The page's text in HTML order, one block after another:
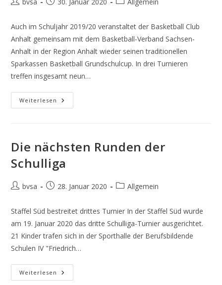
bvsa 30. Januar 2020 Allgemein
Auch im Schuljahr 2019/20 veranstaltet der Basketball Club
Anhalt gemeinsam mit dem Basketball-Verband Sachsen-
Anhalt in der Region Anhalt wieder seinen traditionellen
Sparkassen Basketball Grundschulcup. In drei Turnieren
treffen insgesamt neun…
Weiterlesen Zweite
Runde
Die nächsten Runden der
Schulliga
Beitrags-
bvsa
Beitrag28. Januar 2020
Beitrags-
Allgemein
Staffel Süd bestreitet drittes Turnier In der Staffel Süd wurde
am 19. Januar 2020 das dritte Schulliga-Turnier ausgerichtet.
21 Kinder trafen sich in der Sporthalle der Berufsbildende
Schulen IV "Friedrich…
Weiterlesen Die
Nächsten